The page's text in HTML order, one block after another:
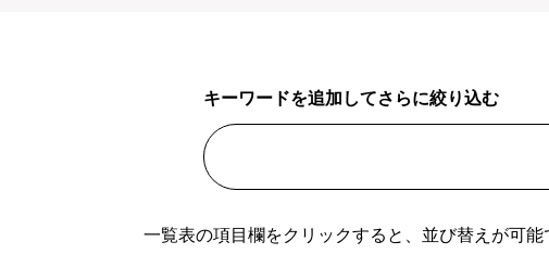
キーワードを追加してさらに絞り込む
一覧表の項目欄をクリックすると、並び替えが可